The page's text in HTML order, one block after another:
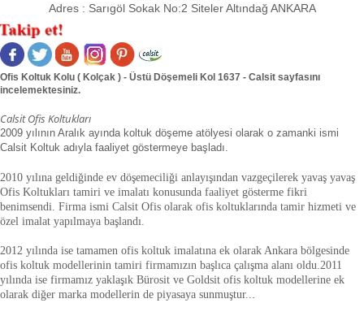
Adres : Sarıgöl Sokak No:2 Siteler Altındağ ANKARA
Ofis Koltuk Kolu ( Kolçak ) - Üstü Döşemeli Kol 1637 - Calsit sayfasını
incelemektesiniz.
Calsit Ofis Koltukları
2009 yılının Aralık ayında koltuk döşeme atölyesi olarak o zamanki ismi
Calsit Koltuk adıyla faaliyet göstermeye başladı.
2010 yılına geldiğinde ev döşemeciliği anlayışından vazgeçilerek yavaş yavaş
Ofis Koltukları tamiri ve imalatı konusunda faaliyet gösterme fikri
benimsendi. Firma ismi Calsit Ofis olarak ofis koltuklarında tamir hizmeti ve
özel imalat yapılmaya başlandı.
2012 yılında ise tamamen ofis koltuk imalatına ek olarak Ankara bölgesinde
ofis koltuk modellerinin tamiri firmamızın başlıca çalışma alanı oldu. 2011
yılında ise firmamız yaklaşık Bürosit ve Goldsit ofis koltuk modellerine ek
olarak diğer marka modellerin de piyasaya sunmuştur.